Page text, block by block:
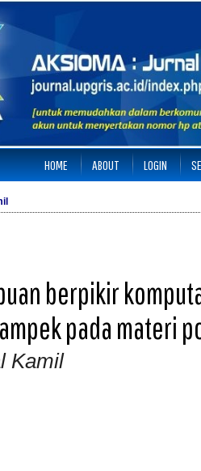
HOME ABOUT LOGIN
berpikir
pada materi
Kamil